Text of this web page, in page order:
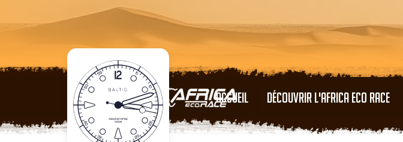
ACCUEIL DÉCOUVRIR L'AFRICA ECO RACE